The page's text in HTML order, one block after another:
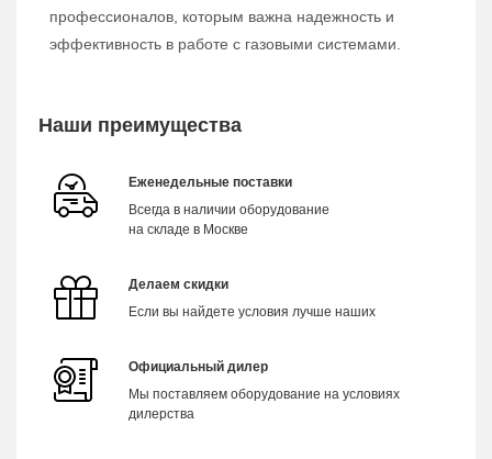
профессионалов, которым важна надежность и
эффективность в работе с газовыми системами.
Наши преимущества
Еженедельные поставки
Всегда в наличии оборудование
на складе в Москве
Делаем скидки
Если вы найдете условия лучше наших
Официальный дилер
Мы поставляем оборудование на условиях
дилерства